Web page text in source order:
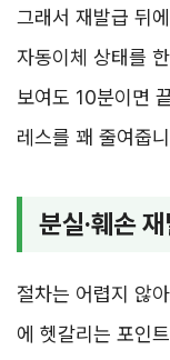
그래서 재발급 뒤
자동이체 상태를
보여도 10분이면
레스를 꽤 줄여줍
분실·훼손
절차는 어렵지 않
에 헷갈리는 포인